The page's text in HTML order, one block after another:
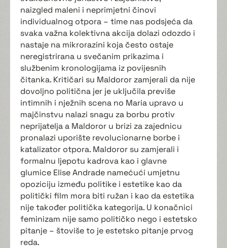
naizgled maleni i neprimjetni činovi
individualnog otpora – time nas podsjeća da
svaka važna kolektivna akcija dolazi odozdo i
nastaje na mikrorazini koja često ostaje
neregistrirana u svečanim prikazima i
službenim kronologijama iz povijesnih
čitanka. Kritičari su Maldoror zamjerali da nije
dovoljno politična jer je uključila previše
intimnih i nježnih scena no Maria upravo u
majčinstvu nalazi snagu za borbu protiv
neprijatelja a Maldoror u brizi za zajednicu
pronalazi uporište revolucionarne borbe i
katalizator otpora. Maldoror su zamjerali i
formalnu ljepotu kadrova kao i glavne
glumice Elise Andrade namećući umjetnu
opoziciju između politike i estetike kao da
politički film mora biti ružan i kao da estetika
nije također politička kategorija. U konačnici
feminizam nije samo političko nego i estetsko
pitanje – štoviše to je estetsko pitanje prvog
reda.